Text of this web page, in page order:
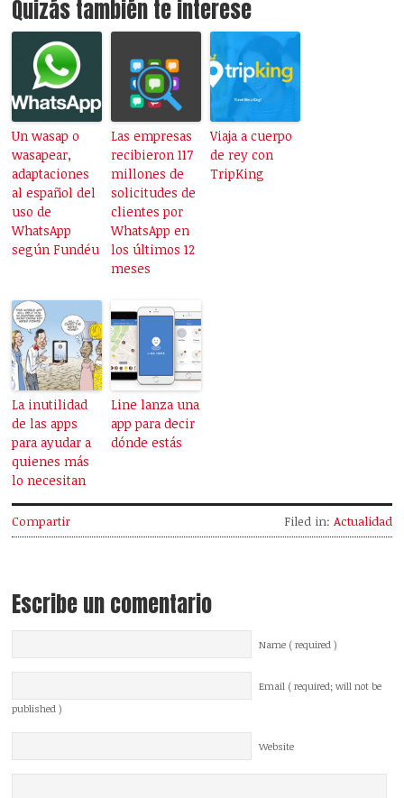
Quizás también te interese
Un wasap o
wasapear,
adaptaciones
al español del
uso de
WhatsApp
según Fundéu
Las empresas
recibieron 117
millones de
solicitudes de
clientes por
WhatsApp en
los últimos 12
meses
Viaja a cuerpo
de rey con
TripKing
La inutilidad
de las apps
para ayudar a
quienes más
lo necesitan
Line lanza una
app para decir
dónde estás
Compartir Filed in: Actualidad
Escribe un comentario
Name ( required )
Email ( required; will not be
published )
Website